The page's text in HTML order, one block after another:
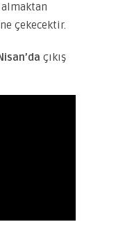
çekecektir.
çıkış